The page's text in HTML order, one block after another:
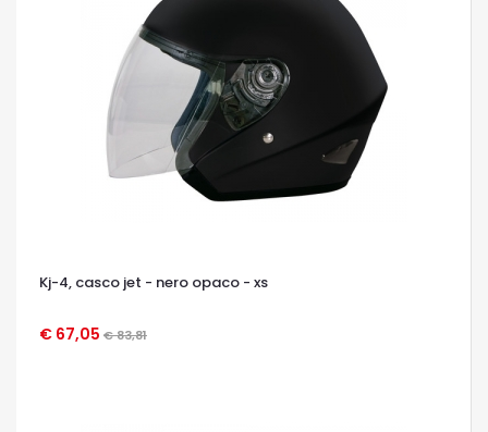
Kj-4, casco jet - nero opaco - xs
€ 67,05 € 83,81
OCCHIATA VELOCE